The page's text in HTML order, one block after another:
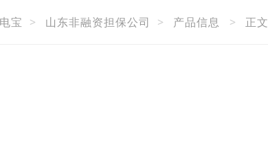
宝 > 山东非融资担保公司 > 产品信息 > 正文